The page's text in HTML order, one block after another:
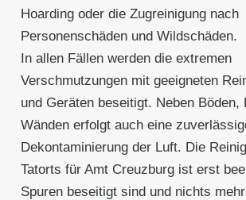
Hoarding oder die Zugreinigung nach
Personenschäden und Wildschäden.
In allen Fällen werden die extremen
Verschmutzungen mit geeigneten
und Geräten beseitigt. Neben Böden,
Wänden erfolgt auch eine
Dekontaminierung der Luft. Die
Tatorts für Amt Creuzburg ist erst
Spuren beseitigt sind und nichts